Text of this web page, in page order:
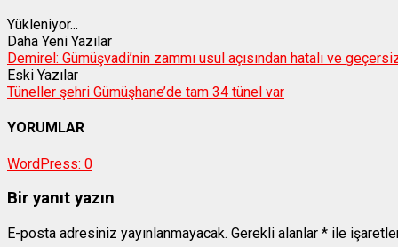
Yükleniyor...
Daha Yeni Yazılar
Demirel: Gümüşvadi’nin zammı usul açısından hatalı ve
Eski Yazılar
Tüneller şehri Gümüşhane’de tam 34 tünel var
YORUMLAR
WordPress: 0
Bir yanıt yazın
E-posta adresiniz yayınlanmayacak. Gerekli alanlar * ile